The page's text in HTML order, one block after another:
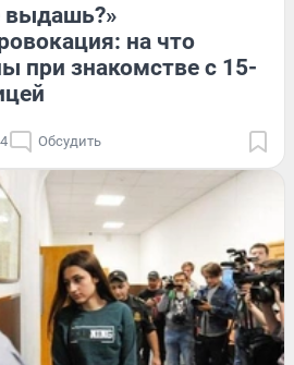
выдашь?»
на что
при знакомстве с 15-
Обсудить